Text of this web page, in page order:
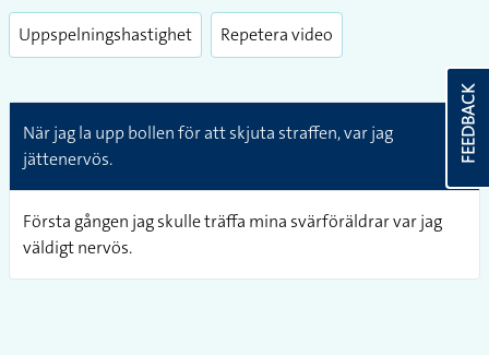
Uppspelningshastighet Repetera video
När jag la upp bollen för att skjuta straffen, var jag
jättenervös.
Första gången jag skulle träffa mina svärföräldrar var jag
väldigt nervös.
FEEDBACK